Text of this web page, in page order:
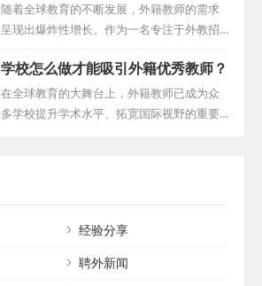
注教师是否...
功完成这一任务。 一、明确目标与资格 在启
动招聘流程之前，首先要明确机构的目标和
域、教学风格以及期望的文化适应性。通过
明确这些要求，可以更有针对性地寻找合适
的候选人。...
效利用时机，确保招募到最优秀的外籍教育
工作者。 旺季策略：8月、9月、2月和3月的
行动指南 想象一下，新学年的钟声响起，全
球的学校都洋溢着新的希望和期待。这段时
间，随着新学年的开始，对外籍教师的需求
激增，尤其是在9月和3月之前。那些致力于
随着全球教育的不断发展，外籍教师的需求
呈现出爆炸性增长。作为一名专注于外教招
聘的机构编辑，我亲身经历了这一趋势的演
变，并深感其带来的机遇与挑战。外籍教师
资源的稀缺性、期望的不匹配以及沟通难
题，都是我们在招聘过程中必须面对的外教
此，我们需要创新策略，以吸引更多合格的
外籍教师进入市场。 期望的不匹配 另一个常
学校怎么做才能吸引外籍优秀教师？
在全球教育的大舞台上，外籍教师已成为众
多学校提升学术水平、拓宽国际视野的重要
凸显学校制度优势 学校招聘外籍老师时，应
首先关注自身的制度优势，这些优势包括合
理的工作量安排、充足的假期、具有竞争力
经验分享
聘外新闻